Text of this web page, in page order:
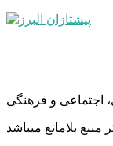
اجتماعی و فرهنگی